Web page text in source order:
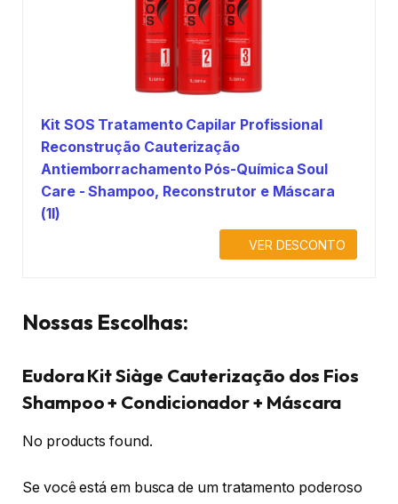
Kit SOS Tratamento Capilar Profissional
Reconstrução Cauterização
Antiemborrachamento Pós-Química Soul
Care - Shampoo, Reconstrutor e Máscara
(1l)
VER DESCONTO
Nossas Escolhas:
Eudora Kit Siàge Cauterização dos Fios
Shampoo + Condicionador + Máscara
No products found.
Se você está em busca de um tratamento poderoso